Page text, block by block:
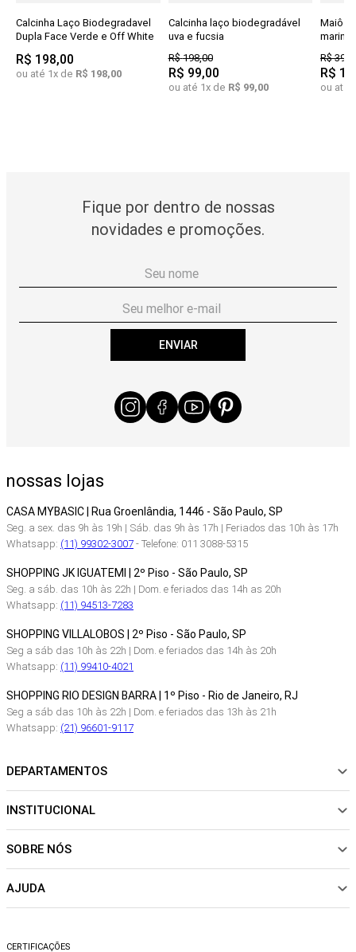
Calcinha Laço Biodegradavel
Dupla Face Verde e Off White
R$ 198,00
ou até 1x de R$ 198,00
Calcinha laço biodegradável
uva e fucsia
R$198,00
R$ 99,00
ou até 1x de R$ 99,00
Maiô
R$398
R$
ou até
Fique por dentro de nossas
novidades e promoções.
ENVIAR
nossas lojas
CASA MYBASIC | Rua Groenlândia, 1446 - São Paulo, SP
Seg. a sex. das 9h às 19h | Sáb. das 9h às 17h | Feriados das 10h às 17h
Whatsapp: (11) 99302-3007- Telefone: 011 3088-5315
SHOPPING JK IGUATEMI | 2º Piso - São Paulo, SP
Seg. a sáb. das 10h às 22h | Dom. e feriados das 14h as 20h
Whatsapp: (11) 94513-7283
SHOPPING VILLALOBOS | 2º Piso - São Paulo, SP
Seg a sáb das 10h às 22h | Dom. e feriados das 14h às 20h
Whatsapp: (11) 99410-4021
SHOPPING RIO DESIGN BARRA | 1º Piso - Rio de Janeiro, RJ
Seg a sáb das 10h às 22h | Dom. e feriados das 13h às 21h
Whatsapp: (21) 96601-9117
DEPARTAMENTOS
NOVIDADES
CALÇADOS
SALE
INSTITUCIONAL
Sobre Nós
Sustentabilidade
Trocas e Devoluções
SOBRE NÓS
Política de pagamento
AJUDA
CERTIFICAÇÕES